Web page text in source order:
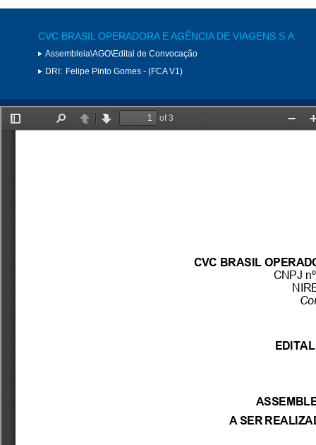
CVC BRASIL OPERADORA E AGÊNCIA DE VIAGENS S.A.
Assembleia\AGO\Edital de Convocação
DRI: Felipe Pinto Gomes - (FCA V1)